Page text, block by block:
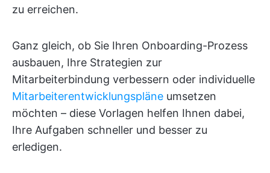
zu erreichen.
Ganz gleich, ob Sie Ihren Onboarding-Prozess
ausbauen, Ihre Strategien zur
Mitarbeiterbindung verbessern oder individuelle
Mitarbeiterentwicklungspläne umsetzen
möchten – diese Vorlagen helfen Ihnen dabei,
Ihre Aufgaben schneller und besser zu
erledigen.